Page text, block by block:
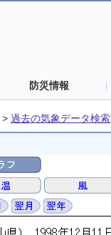
防災情報
> 過去の気象データ検索